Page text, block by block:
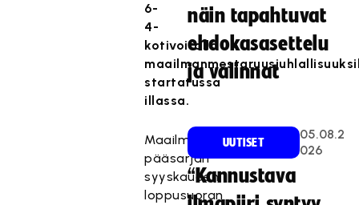
6-
4-
kotivoitolla
startatussa
illassa.
Maailmanmestarimaan
pääsarjan
syyskauden
loppusuoran
näin tapahtuvat
ehdokasasettelu
ja valinnat
UUTISET
05.08.2
026
“Kannustava